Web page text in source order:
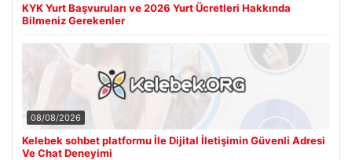
KYK Yurt Başvuruları ve 2026 Yurt Ücretleri Hakkında
Bilmeniz Gerekenler
08/08/2026
Kelebek sohbet platformu İle Dijital İletişimin Güvenli Adresi
Ve Chat Deneyimi